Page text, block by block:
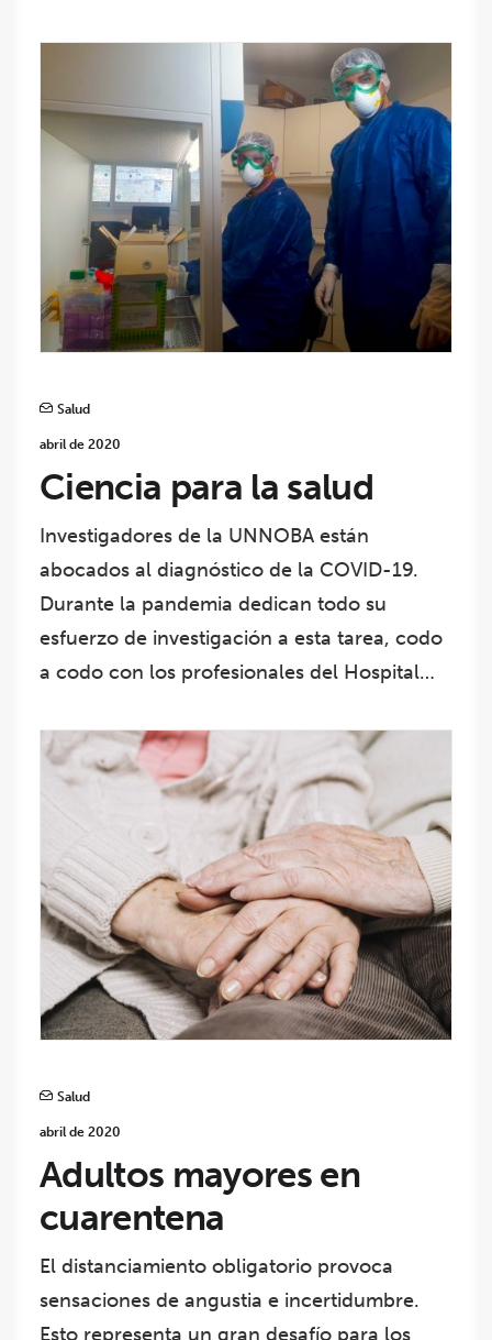
Salud
abril de 2020
Ciencia para la salud
Investigadores de la UNNOBA están
abocados al diagnóstico de la COVID-19.
Durante la pandemia dedican todo su
esfuerzo de investigación a esta tarea, codo
a codo con los profesionales del Hospital…
Salud
abril de 2020
Adultos mayores en
cuarentena
El distanciamiento obligatorio provoca
sensaciones de angustia e incertidumbre.
Esto representa un gran desafío para los